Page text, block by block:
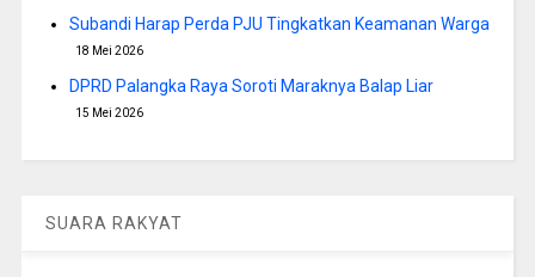
Subandi Harap Perda PJU Tingkatkan Keamanan Warga
18 Mei 2026
DPRD Palangka Raya Soroti Maraknya Balap Liar
15 Mei 2026
SUARA RAKYAT